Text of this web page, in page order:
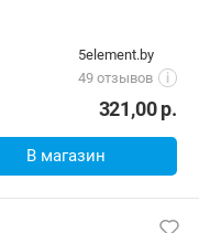
5element.by
49 отзывов
i
321,00р.
В магазин